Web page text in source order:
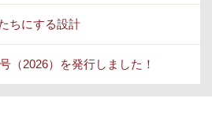
ちにする設計
（2026）を発行しました！